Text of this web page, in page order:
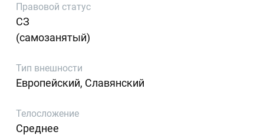
Правовой статус
СЗ
(самозанятый)
Тип внешности
Европейский, Славянский
Телосложение
Среднее